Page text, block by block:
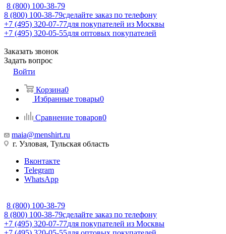
8 (800) 100-38-79
8 (800) 100-38-79сделайте заказ по телефону
+7 (495) 320-07-77для покупателей из Москвы
+7 (495) 320-05-55для оптовых покупателей
Заказать звонок
Задать вопрос
Войти
Корзина0
Избранные товары0
Сравнение товаров0
maia@menshirt.ru
г. Узловая, Тульская область
Вконтакте
Telegram
WhatsApp
8 (800) 100-38-79
8 (800) 100-38-79сделайте заказ по телефону
+7 (495) 320-07-77для покупателей из Москвы